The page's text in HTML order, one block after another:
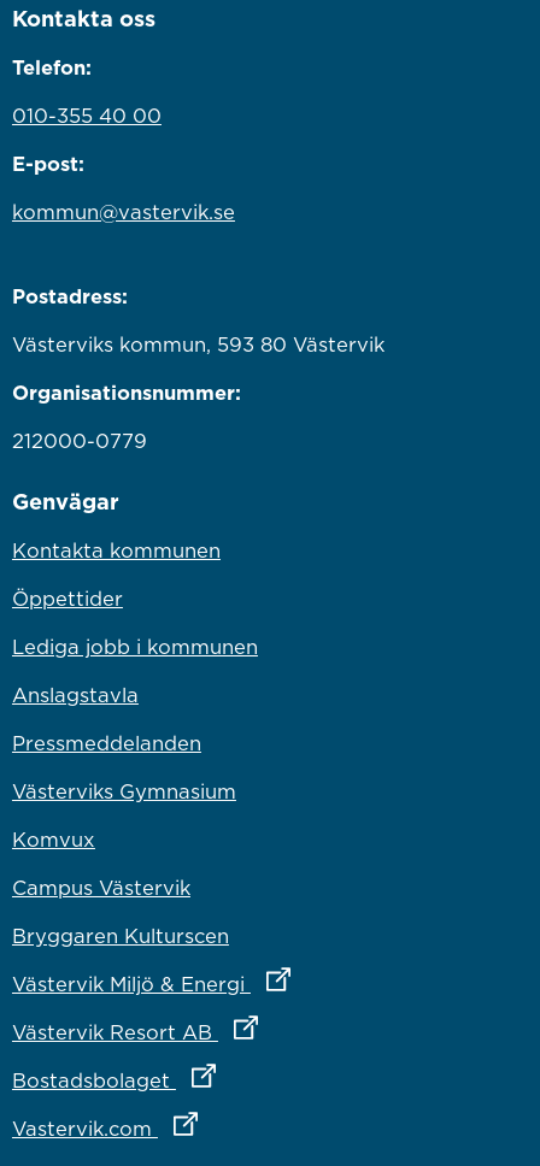
Kontakta oss
Telefon:
010-355 40 00
E-post:
kommun@vastervik.se
Postadress:
Västerviks kommun, 593 80 Västervik
Organisationsnummer:
212000-0779
Genvägar
Kontakta kommunen
Öppettider
Lediga jobb i kommunen
Anslagstavla
Pressmeddelanden
Västerviks Gymnasium
Komvux
Campus Västervik
Bryggaren Kulturscen
Västervik Miljö & Energi
Länk till annan webbplats
Västervik Resort AB Länk till annan webbplats
Bostadsbolaget Länk till annan webbplats
Vastervik.com Länk till annan webbplats